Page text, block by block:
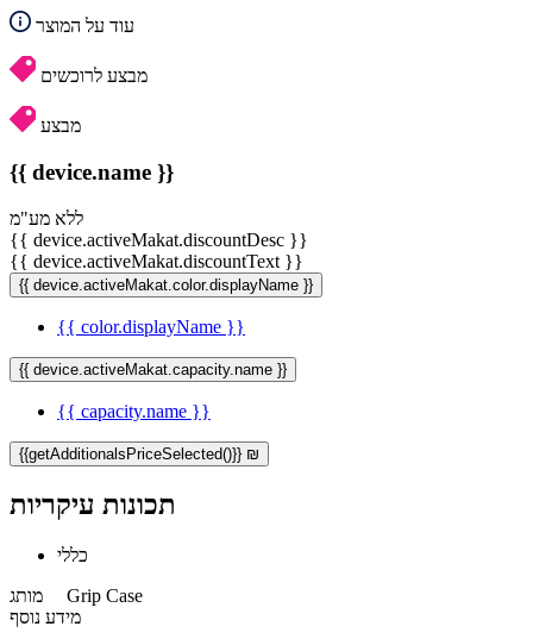
עוד על המוצר
מבצע לרוכשים
מבצע
{{ device.name }}
ללא מע"מ
{{ device.activeMakat.discountDesc }}
{{ device.activeMakat.discountText }}
{{ device.activeMakat.color.displayName }}
{{ color.displayName }}
{{ device.activeMakat.capacity.name }}
{{ capacity.name }}
{{getAdditionalsPriceSelected()}} ₪
תכונות עיקריות
כללי
מותג Grip Case
מידע נוסף